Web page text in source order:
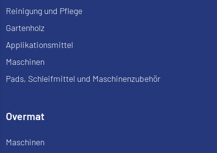
Reinigung und Pflege
Gartenholz
Applikationsmittel
Maschinen
Pads, Schleifmittel und Maschinenzubehör
Overmat
Maschinen